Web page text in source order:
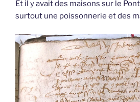
Et il y avait des maisons sur le
surtout une poissonnerie et des